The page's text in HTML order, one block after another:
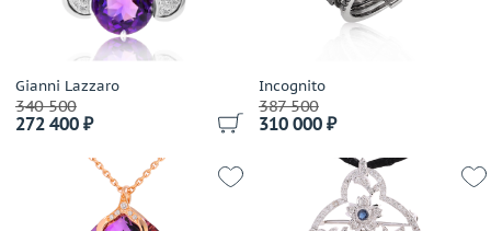
Bochic
Boucheron
Breuning
British Academy of Jewellery
Brumani
Buccellati
Bucherer
Gianni Lazzaro
340 500
272 400 ₽
Incognito
387 500
310 000 ₽